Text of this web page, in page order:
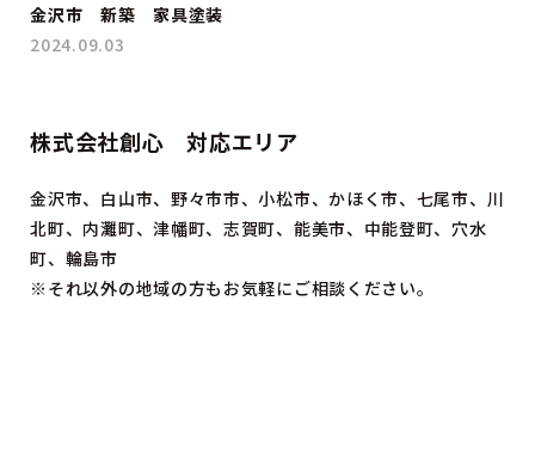
金沢市 新築 家具塗装
2024.09.03
株式会社創心 対応エリア
金沢市、白山市、野々市市、小松市、かほく市、七尾市、川
北町、内灘町、津幡町、志賀町、能美市、中能登町、穴水
町、輪島市
※それ以外の地域の方もお気軽にご相談ください。